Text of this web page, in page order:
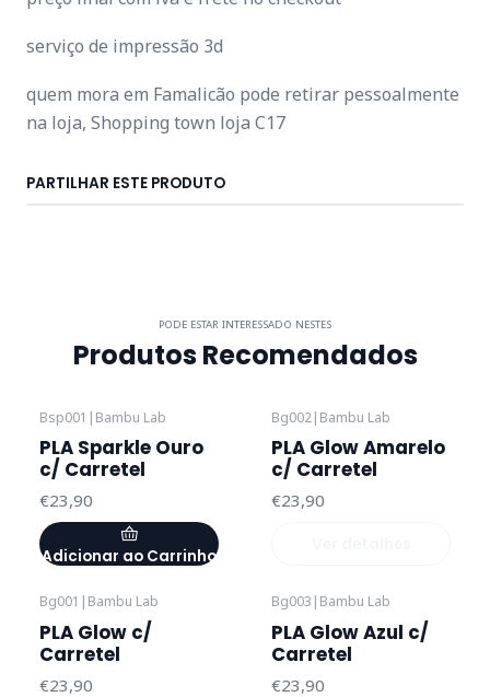
serviço de impressão 3d
quem mora em Famalicão pode retirar pessoalmente
na loja, Shopping town loja C17
PARTILHAR ESTE PRODUTO
PODE ESTAR INTERESSADO NESTES
Produtos Recomendados
Bsp001 | Bambu Lab
PLA Sparkle Ouro
c/ Carretel
€23,90
Adicionar ao Carrinho
Bg002| Bambu Lab
PLA Glow Amarelo
c/ Carretel
€23,90
Bg001 | Bambu Lab
PLA Glow c/
Carretel
€23,90
Bg003 | Bambu Lab
PLA Glow Azul c/
Carretel
€23,90